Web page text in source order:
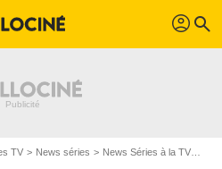
profil search
TV News séries News Séries à la TV